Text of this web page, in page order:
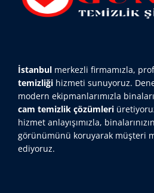
İstanbul merkezli firmamızla,
temizliği hizmeti sunuyoruz.
modern ekipmanlarımızla
cam temizlik çözümleri
hizmet anlayışımızla,
görünümünü koruyarak müşteri
ediyoruz.